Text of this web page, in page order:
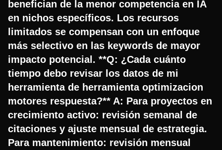
benefician de la menor competencia en IA
en nichos específicos. Los recursos
limitados se compensan con un enfoque
más selectivo en las keywords de mayor
impacto potencial. **Q: ¿Cada cuánto
tiempo debo revisar los datos de mi
herramienta de herramienta optimizacion
motores respuesta?** A: Para proyectos en
crecimiento activo: revisión semanal de
citaciones y ajuste mensual de estrategia.
Para mantenimiento: revisión mensual